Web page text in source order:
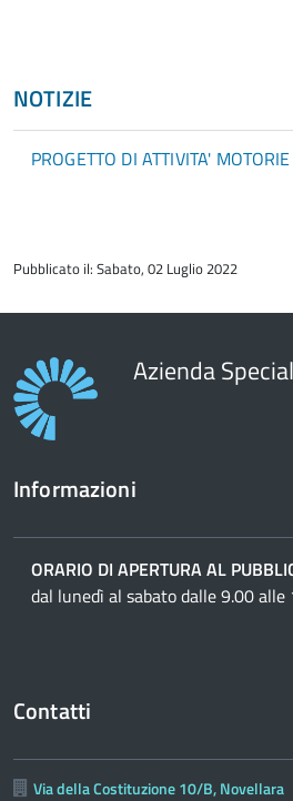
NOTIZIE
PROGETTO DI ATTIVITA'
del
Pubblicato il: Sabato, 02 Luglio 2022
Azienda
Informazioni
ORARIO DI APERTURA AL
dal lunedì al sabato dalle 9.00 alle
Contatti
Via della Costituzione 10/B, Novellara